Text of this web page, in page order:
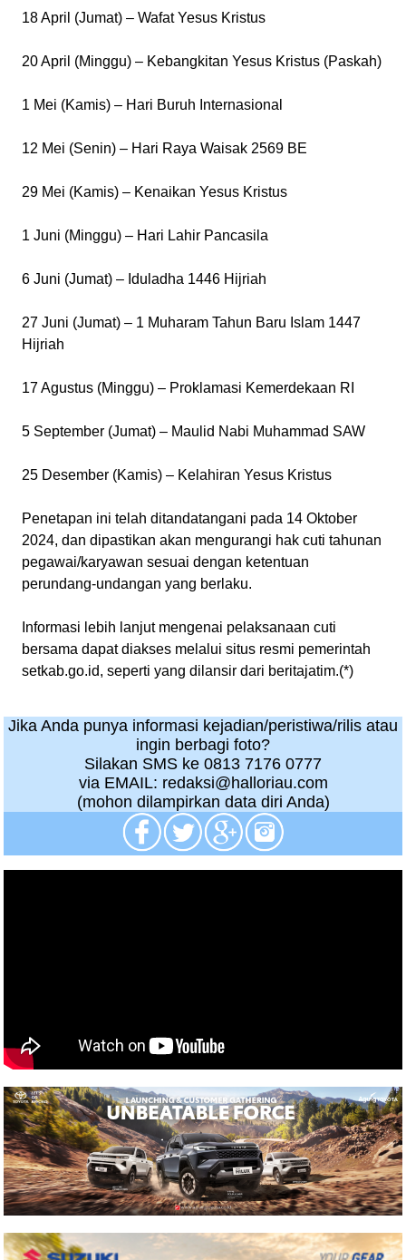
18 April (Jumat) – Wafat Yesus Kristus
20 April (Minggu) – Kebangkitan Yesus Kristus (Paskah)
1 Mei (Kamis) – Hari Buruh Internasional
12 Mei (Senin) – Hari Raya Waisak 2569 BE
29 Mei (Kamis) – Kenaikan Yesus Kristus
1 Juni (Minggu) – Hari Lahir Pancasila
6 Juni (Jumat) – Iduladha 1446 Hijriah
27 Juni (Jumat) – 1 Muharam Tahun Baru Islam 1447
Hijriah
17 Agustus (Minggu) – Proklamasi Kemerdekaan RI
5 September (Jumat) – Maulid Nabi Muhammad SAW
25 Desember (Kamis) – Kelahiran Yesus Kristus
Penetapan ini telah ditandatangani pada 14 Oktober
2024, dan dipastikan akan mengurangi hak cuti tahunan
pegawai/karyawan sesuai dengan ketentuan
perundang-undangan yang berlaku.
Informasi lebih lanjut mengenai pelaksanaan cuti
bersama dapat diakses melalui situs resmi pemerintah
setkab.go.id, seperti yang dilansir dari beritajatim.(*)
Jika Anda punya informasi kejadian/peristiwa/rilis atau
ingin berbagi foto?
Silakan SMS ke 0813 7176 0777
via EMAIL: redaksi@halloriau.com
(mohon dilampirkan data diri Anda)